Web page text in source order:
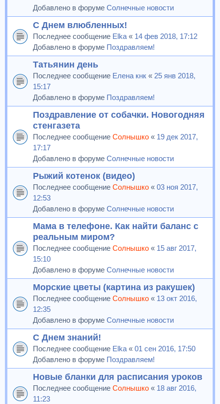
Добавлено в форуме Солнечные новости
С Днем влюбленных!
Последнее сообщение Elka « 14 фев 2018, 17:12
Добавлено в форуме Поздравляем!
Татьянин день
Последнее сообщение Елена кнк « 25 янв 2018,
15:17
Добавлено в форуме Поздравляем!
Поздравление от собачки. Новогодняя
стенгазета
Последнее сообщение Солнышко « 19 дек 2017,
17:17
Добавлено в форуме Солнечные новости
Рыжий котенок (видео)
Последнее сообщение Солнышко « 03 ноя 2017,
12:53
Добавлено в форуме Солнечные новости
Мама в телефоне. Как найти баланс с
реальным миром?
Последнее сообщение Солнышко « 15 авг 2017,
15:10
Добавлено в форуме Солнечные новости
Морские цветы (картина из ракушек)
Последнее сообщение Солнышко « 13 окт 2016,
12:35
Добавлено в форуме Солнечные новости
С Днем знаний!
Последнее сообщение Elka « 01 сен 2016, 17:50
Добавлено в форуме Поздравляем!
Новые бланки для расписания уроков
Последнее сообщение Солнышко « 18 авг 2016,
11:23